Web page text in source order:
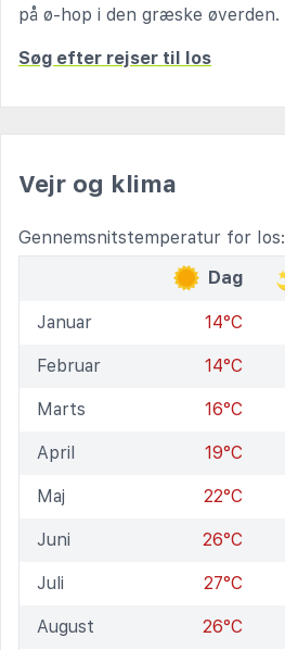
på ø-hop i den græske øverden.
Søg efter rejser til Ios
Vejr og klima
Gennemsnitstemperatur for Ios:
Dag
Januar 14°C
Februar 14°C
Marts 16°C
April 19°C
Maj 22°C
Juni 26°C
Juli 27°C
August 26°C